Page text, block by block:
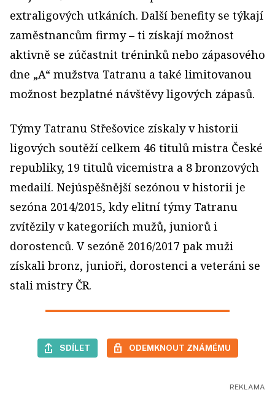
extraligových utkáních. Další benefity se týkají
zaměstnancům firmy – ti získají možnost
aktivně se zúčastnit tréninků nebo zápasového
dne „A“ mužstva Tatranu a také limitovanou
možnost bezplatné návštěvy ligových zápasů.
Týmy Tatranu Střešovice získaly v historii
ligových soutěží celkem 46 titulů mistra České
republiky, 19 titulů vicemistra a 8 bronzových
medailí. Nejúspěšnější sezónou v historii je
sezóna 2014/2015, kdy elitní týmy Tatranu
zvítězily v kategoriích mužů, juniorů i
dorostenců. V sezóně 2016/2017 pak muži
získali bronz, junioři, dorostenci a veteráni se
stali mistry ČR.
SDÍLET ODEMKNOUT ZNÁMÉMU